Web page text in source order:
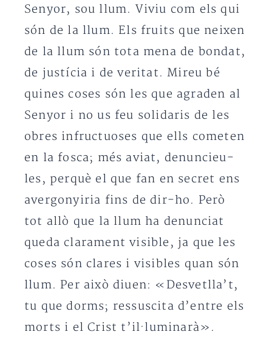
Senyor, sou llum. Viviu com els qui
són de la llum. Els fruits que neixen
de la llum són tota mena de bondat,
de justícia i de veritat. Mireu bé
quines coses són les que agraden al
Senyor i no us feu solidaris de les
obres infructuoses que ells cometen
en la fosca; més aviat, denuncieu-
les, perquè el que fan en secret ens
avergonyiria fins de dir-ho. Però
tot allò que la llum ha denunciat
queda clarament visible, ja que les
coses són clares i visibles quan són
llum. Per això diuen: «Desvetlla’t,
tu que dorms; ressuscita d’entre els
morts i el Crist t’il·luminarà».